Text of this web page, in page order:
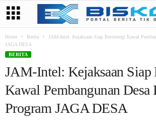
Home Berita
JAM-Intel: Kejaksaan Siap Bersinergi Kawal
JAGA DESA
BERITA
JAM-Intel: Kejaksaan Siap
Kawal Pembangunan Desa
Program JAGA DESA